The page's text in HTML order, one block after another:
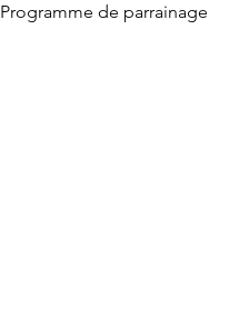
Programme de parrainage